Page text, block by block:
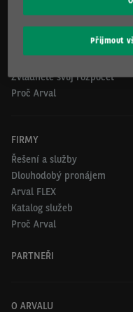
Arval FLEX
Lehká užitková vozidla
Řešení pro malý vozový
Zvládněte svůj rozpočet
Proč Arval
FIRMY
Řešení a služby
Dlouhodobý pronájem
Arval FLEX
Katalog služeb
Proč Arval
PARTNEŘI
O ARVALU
Přijmout